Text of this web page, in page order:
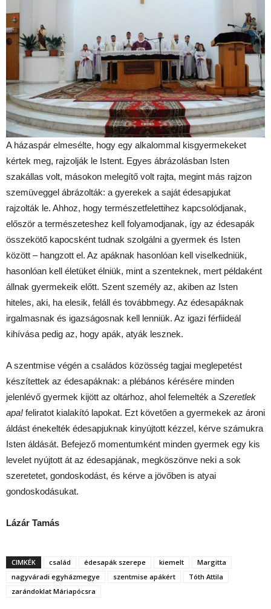
A házaspár elmesélte, hogy egy alkalommal kisgyermekeket
kértek meg, rajzolják le Istent. Egyes ábrázolásban Isten
szakállas volt, másokon melegítő volt rajta, megint más rajzon
szemüveggel ábrázolták: a gyerekek a saját édesapjukat
rajzolták le. Ahhoz, hogy természetfelettihez kapcsolódjanak,
először a természeteshez kell folyamodjanak, így az édesapák
összekötő kapocsként tudnak szolgálni a gyermek és Isten
között – hangzott el. Az apáknak hasonlóan kell viselkedniük,
hasonlóan kell életüket élniük, mint a szenteknek, mert példaként
állnak gyermekeik előtt. Szent személy az, akiben az Isten
hiteles, aki, ha elesik, feláll és továbbmegy. Az édesapáknak
irgalmasnak és igazságosnak kell lenniük. Az igazi férfiideál
kihívása pedig az, hogy apák, atyák lesznek.
A szentmise végén a családos közösség tagjai meglepetést
készítettek az édesapáknak: a plébános kérésére minden
jelenlévő gyermek kijött az oltárhoz, ahol felemelték a Szeretlek
apa! feliratot kialakító lapokat. Ezt követően a gyermekek az ároni
áldást énekelték édesapjuknak kinyújtott kézzel, kérve számukra
Isten áldását. Befejező momentumként minden gyermek egy kis
levelet nyújtott át az édesapjának, megköszönve neki a sok
szeretetet, gondoskodást, és kérve a jövőben is atyai
gondoskodásukat.
Lázár Tamás
CIMKÉK család édesapák szerepe kiemelt
Margitta
nagyváradi egyházmegye
szentmise apákért
Tóth Attila
zarándoklat Máriapócsra